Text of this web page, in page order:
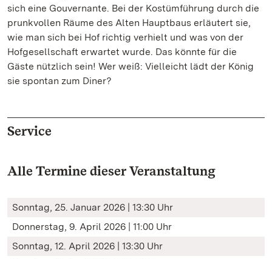
sich eine Gouvernante. Bei der Kostümführung durch die
prunkvollen Räume des Alten Hauptbaus erläutert sie,
wie man sich bei Hof richtig verhielt und was von der
Hofgesellschaft erwartet wurde. Das könnte für die
Gäste nützlich sein! Wer weiß: Vielleicht lädt der König
sie spontan zum Diner?
Service
Alle Termine dieser Veranstaltung
Sonntag, 25. Januar 2026 | 13:30 Uhr
Donnerstag, 9. April 2026 | 11:00 Uhr
Sonntag, 12. April 2026 | 13:30 Uhr